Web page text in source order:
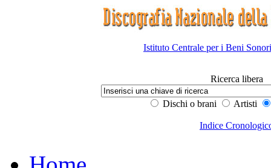
Istituto Centrale per i Beni
Ricerca libera
Dischi o brani Artisti
Indice